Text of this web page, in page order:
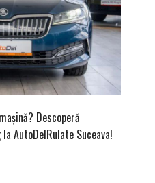
Descoperă
AutoDelRulate Suceava!